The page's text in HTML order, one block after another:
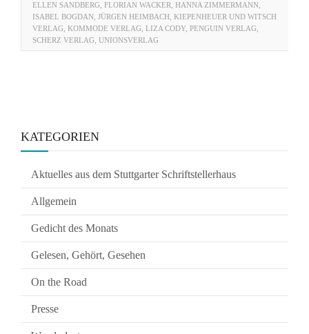
ELLEN SANDBERG FLORIAN WACKER HANNA ZIMMERMANN
ISABEL BOGDAN JÜRGEN HEIMBACH KIEPENHEUER UND WITSCH
VERLAG KOMMODE VERLAG LIZA CODY, PENGUIN VERLAG
SCHERZ VERLAG UNIONSVERLAG
KATEGORIEN
Aktuelles aus dem Stuttgarter Schriftstellerhaus
Allgemein
Gedicht des Monats
Gelesen, Gehört, Gesehen
On the Road
Presse